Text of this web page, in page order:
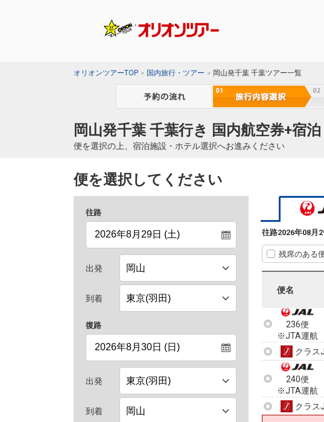
オリオンツアーTOP 国内旅行・ツアー 岡山発千葉 千葉ツアー一覧
岡山発千葉 千葉行き 国内航空券+宿
便を選択の上、宿泊施設・ホテル選択へお進みください
便を選択してください
往路
出発
到着
復路
出発
到着
往路2026年08月
残席のある
便名
232便
※JTA運航
234便
クラス
236便
※JTA運航
クラス
240便
※JTA運航
クラス